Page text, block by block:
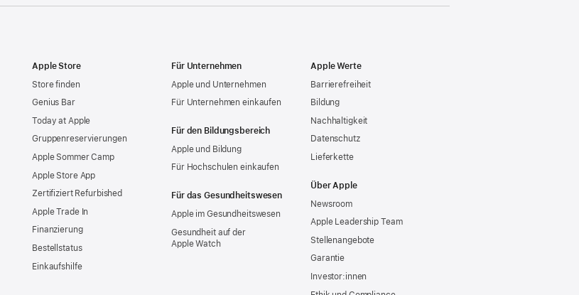
Apple Store
Store finden
Genius Bar
Today at Apple
Gruppen­reservierungen
Apple Sommer Camp
Apple Store App
Zertifiziert Refurbished
Apple Trade In
Finanzierung
Bestellstatus
Einkaufshilfe
Für Unternehmen
Apple und Unternehmen
Für Unternehmen einkaufen
Für den Bildungsbereich
Apple und Bildung
Für Hochschulen einkaufen
Für das Gesundheitswesen
Apple im Gesundheitswesen
Gesundheit auf der
Apple Watch
Apple Werte
Barrierefreiheit
Bildung
Nachhaltigkeit
Datenschutz
Lieferkette
Über Apple
Newsroom
Apple Leadership Team
Stellenangebote
Garantie
Investor:innen